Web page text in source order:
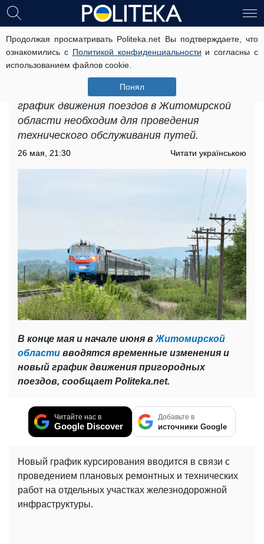
Продолжая просматривать Politeka.net Вы подтверждаете, что
ознакомились с Политикой конфиденциальности и согласны с
использованием файлов cookie.
Понял
Новый график движения поездов в
Житомирской области: пассажиров
предупредили о неудобствах
В "Укрзализныце" объясняют, что новый
график движения поездов в Житомирской
области необходим для проведения
технического обслуживания путей.
26 мая, 21:30 Читати українською
В конце мая и начале июня в Житомирской
области вводятся временные изменения и
новый график движения пригородных
поездов, сообщает Politeka.net.
Читайте нас в
Google Discover
Добавьте в
источники Google
Новый график курсирования вводится в связи с
проведением плановых ремонтных и технических
работ на отдельных участках железнодорожной
инфраструктуры.